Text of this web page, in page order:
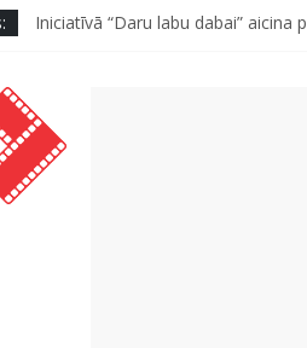
Iniciatīvā “Daru labu dabai”
“Virši” neto peļņa pirmajā